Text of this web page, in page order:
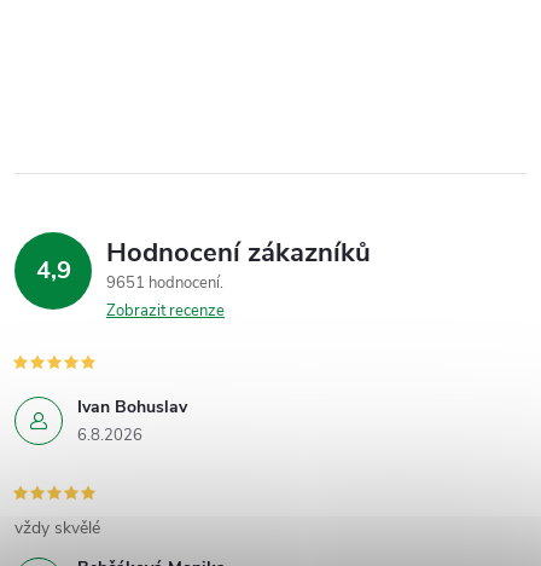
4,9 Hodnocení zákazníků
9651 hodnocení
Zobrazit recenze
Ivan Bohuslav
6.8.2026
vždy skvělé